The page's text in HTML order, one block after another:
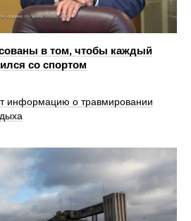
в том, чтобы каждый
со спортом
информацию о травмировании